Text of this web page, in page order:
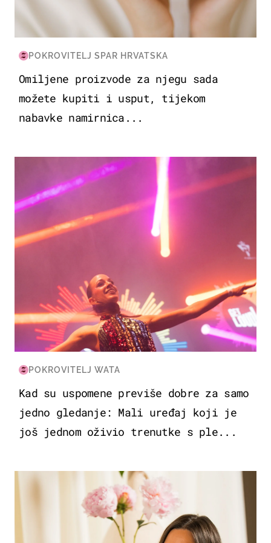
POKROVITELJ SPAR HRVATSKA
Omiljene proizvode za njegu sada
možete kupiti i usput, tijekom
nabavke namirnica...
KULTURA & ZABAVA
POKROVITELJ WATA
Kad su uspomene previše dobre za samo
jedno gledanje: Mali uređaj koji je
još jednom oživio trenutke s ple...
MODA & LJEPOTA